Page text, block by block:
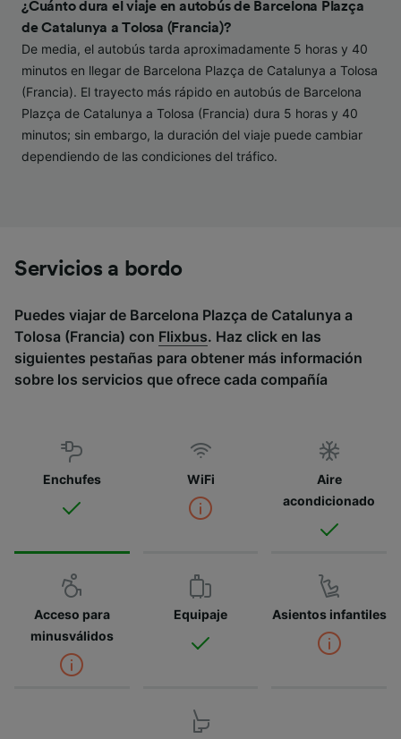
¿Cuánto dura el viaje en autobús de Barcelona Plazça
de Catalunya a Tolosa (Francia)?
De media, el autobús tarda aproximadamente 5 horas y 40
minutos en llegar de Barcelona Plazça de Catalunya a Tolosa
(Francia). El trayecto más rápido en autobús de Barcelona
Plazça de Catalunya a Tolosa (Francia) dura 5 horas y 40
minutos; sin embargo, la duración del viaje puede cambiar
dependiendo de las condiciones del tráfico.
Servicios a bordo
Puedes viajar de Barcelona Plazça de Catalunya a
Tolosa (Francia) con Flixbus. Haz click en las
siguientes pestañas para obtener más información
sobre los servicios que ofrece cada compañía
Enchufes WiFi
Aire
acondicionado
Acceso para
minusválidos
Equipaje Asientos infantiles
audiencia y desarrollo de servicios.
Lista de asociados (proveedores)